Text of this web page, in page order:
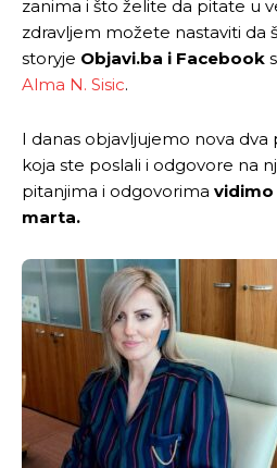
zanima i što želite da pitate u
zdravljem možete nastaviti da
storyje Objavi.ba i Facebook
Alma N. Sisic.
I danas objavljujemo nova
koja ste poslali i odgovore na
pitanjima i odgovorima vidimo
marta.